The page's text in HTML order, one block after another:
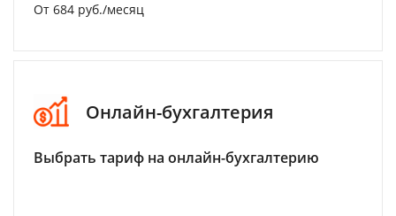
От 684 руб./месяц
Онлайн-бухгалтерия
Выбрать тариф на онлайн-бухгалтерию